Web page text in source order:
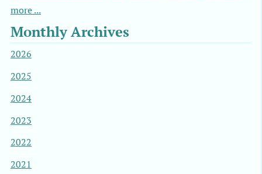
more ...
Monthly Archives
2026
2025
2024
2023
2022
2021